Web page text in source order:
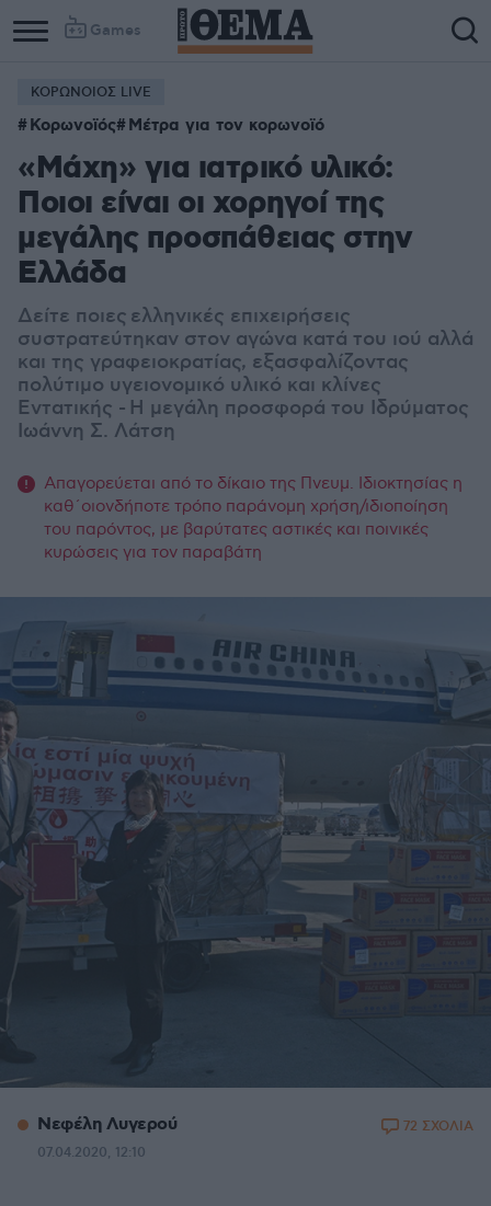
Games
ΚΟΡΩΝΟΙΟΣ LIVE
Κορωνοϊός Μέτρα για τον κορωνοϊό
«Μάχη» για ιατρικό υλικό:
Ποιοι είναι οι χορηγοί της
μεγάλης προσπάθειας στην
Ελλάδα
Δείτε ποιες ελληνικές επιχειρήσεις
συστρατεύτηκαν στον αγώνα κατά του ιού αλλά
και της γραφειοκρατίας, εξασφαλίζοντας
πολύτιμο υγειονομικό υλικό και κλίνες
Εντατικής - Η μεγάλη προσφορά του Ιδρύματος
Ιωάννη Σ. Λάτση
Απαγορεύεται από το δίκαιο της Πνευμ. Ιδιοκτησίας η
καθ΄οιονδήποτε τρόπο παράνομη χρήση/ιδιοποίηση
του παρόντος, με βαρύτατες αστικές και ποινικές
κυρώσεις για τον παραβάτη
Νεφέλη Λυγερού
07.04.2020, 12:10
72 ΣΧΟΛΙΑ